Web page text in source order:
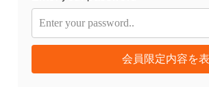
会員限定内容を